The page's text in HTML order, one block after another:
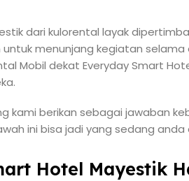
dari kulorental layak
menunjang kegiatan selama
Mobil dekat Everyday Smart
kami berikan sebagai jawaban
ini bisa jadi yang sedang anda
Hotel Mayestik